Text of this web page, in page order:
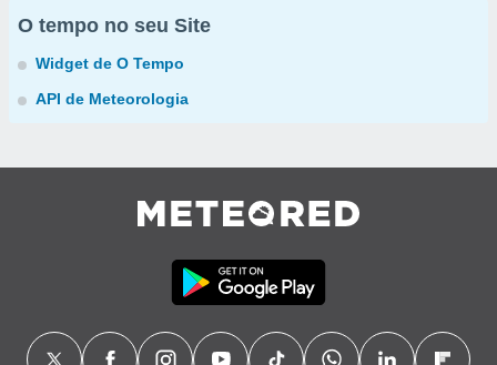
O tempo no seu Site
Widget de O Tempo
API de Meteorologia